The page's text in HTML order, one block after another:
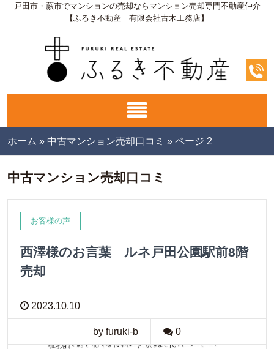
戸田市・蕨市でマンションの売却ならマンション売却専門不動産仲介
【ふるき不動産 有限会社古木工務店】
ホーム » 中古マンション売却口コミ » ページ 2
中古マンション売却口コミ
お客様の声
西澤様のお言葉 ルネ戸田公園駅前8階
売却
2023.10.10
by furuki-b 0